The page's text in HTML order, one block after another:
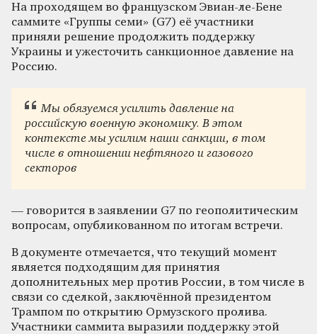
На проходящем во французском Эвиан-ле-Бене
саммите «Группы семи» (G7) её участники
приняли решение продолжить поддержку
Украины и ужесточить санкционное давление на
Россию.
Мы обязуемся усилить давление на
российскую военную экономику. В этом
контексте мы усилим наши санкции, в том
числе в отношении нефтяного и газового
секторов
— говорится в заявлении G7 по геополитическим
вопросам, опубликованном по итогам встречи.
В документе отмечается, что текущий момент
является подходящим для принятия
дополнительных мер против России, в том числе в
связи со сделкой, заключённой президентом
Трампом по открытию Ормузского пролива.
Участники саммита выразили поддержку этой